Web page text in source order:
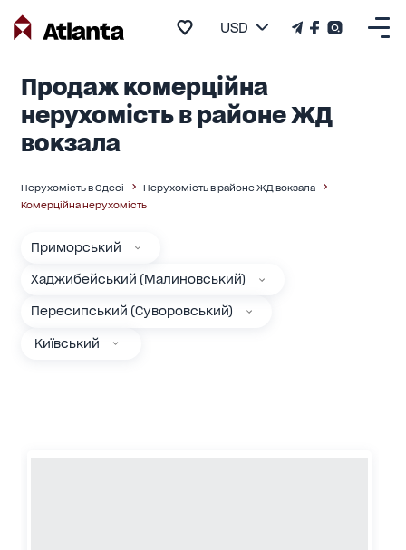
USD
Продаж комерційна
нерухомість в районе ЖД
вокзала
Нерухомість в Одесі
Нерухомість в районе ЖД вокзала
Комерційна нерухомість
Приморський
Хаджибейський (Малиновський)
Пересипський (Суворовський)
Київський